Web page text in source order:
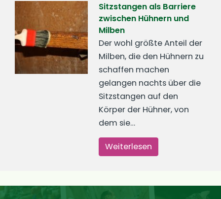
Sitzstangen als Barriere
zwischen Hühnern und
Milben
Der wohl größte Anteil der
Milben, die den Hühnern zu
schaffen machen
gelangen nachts über die
Sitzstangen auf den
Körper der Hühner, von
dem sie…
Weiterlesen